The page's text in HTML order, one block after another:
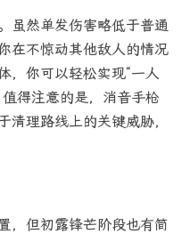
虽然单发伤害略低于普通
在不惊动其他敌人的情况
，你可以轻松实现“一人
得注意的是，消音手枪
清理路线上的关键威胁，
，但初露锋芒阶段也有简